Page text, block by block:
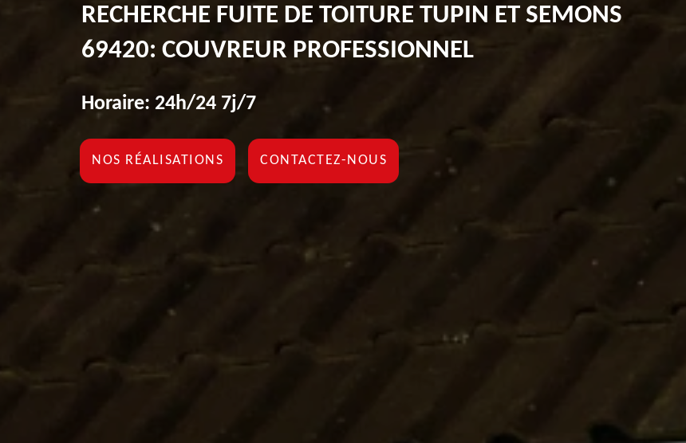
RECHERCHE FUITE DE TOITURE TUPIN ET SEMONS
69420: COUVREUR PROFESSIONNEL
Horaire: 24h/24 7j/7
NOS RÉALISATIONS CONTACTEZ-NOUS